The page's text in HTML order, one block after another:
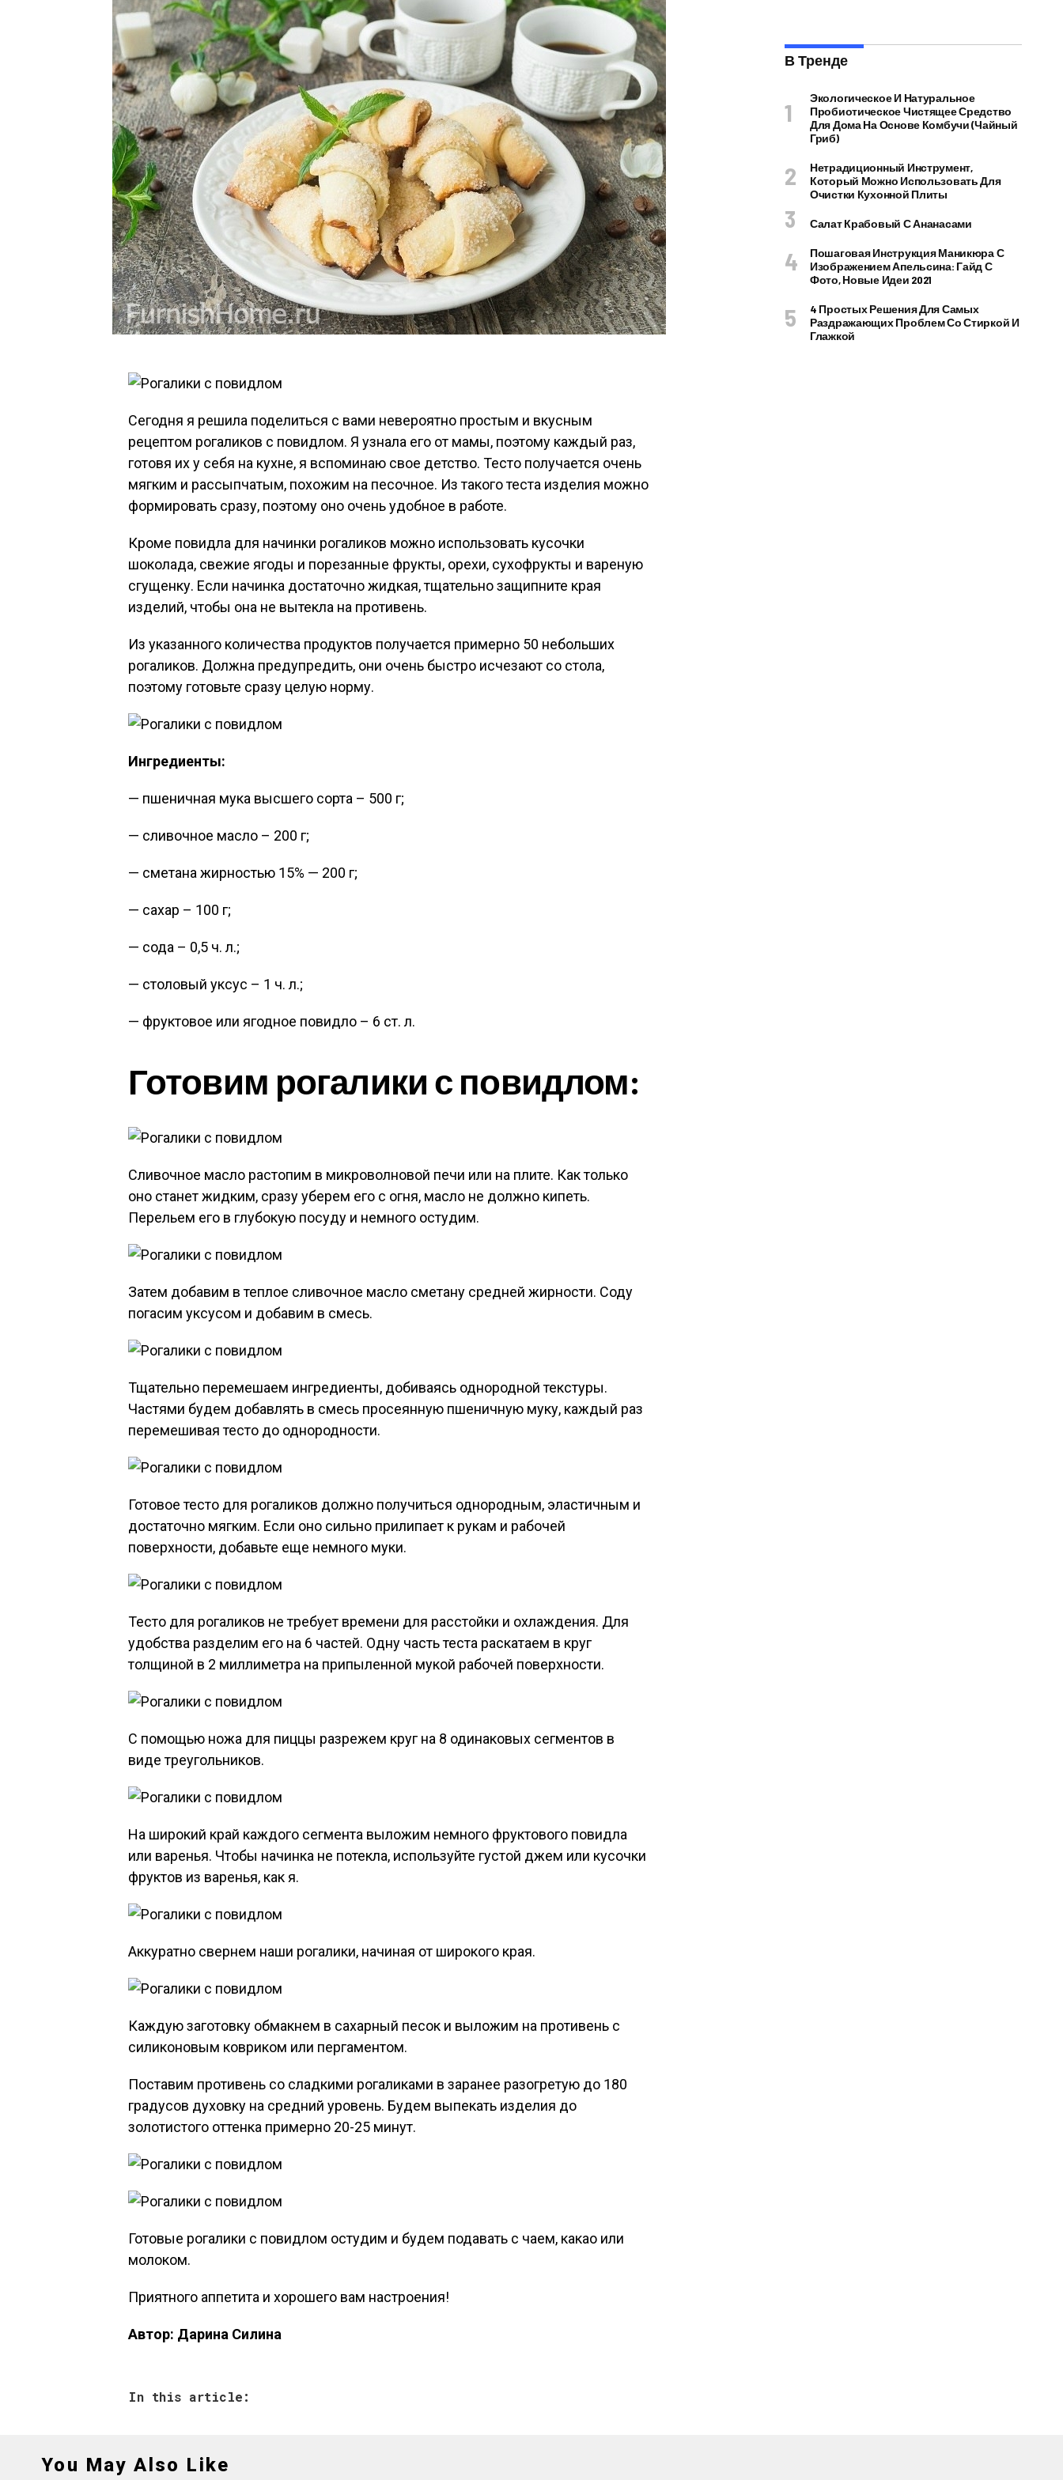
Сегодня я решила поделиться с вами невероятно простым и вкусным
рецептом рогаликов с повидлом. Я узнала его от мамы, поэтому каждый раз,
готовя их у себя на кухне, я вспоминаю свое детство. Тесто получается очень
мягким и рассыпчатым, похожим на песочное. Из такого теста изделия можно
формировать сразу, поэтому оно очень удобное в работе.
Кроме повидла для начинки рогаликов можно использовать кусочки
шоколада, свежие ягоды и порезанные фрукты, орехи, сухофрукты и вареную
сгущенку. Если начинка достаточно жидкая, тщательно защипните края
изделий, чтобы она не вытекла на противень.
Из указанного количества продуктов получается примерно 50 небольших
рогаликов. Должна предупредить, они очень быстро исчезают со стола,
поэтому готовьте сразу целую норму.
Ингредиенты:
— пшеничная мука высшего сорта – 500 г;
— сливочное масло – 200 г;
— сметана жирностью 15% — 200 г;
— сахар – 100 г;
— сода – 0,5 ч. л.;
— столовый уксус – 1 ч. л.;
— фруктовое или ягодное повидло – 6 ст. л.
Готовим рогалики с повидлом:
Сливочное масло растопим в микроволновой печи или на плите. Как только
оно станет жидким, сразу уберем его с огня, масло не должно кипеть.
Перельем его в глубокую посуду и немного остудим.
Затем добавим в теплое сливочное масло сметану средней жирности. Соду
погасим уксусом и добавим в смесь.
Тщательно перемешаем ингредиенты, добиваясь однородной текстуры.
Частями будем добавлять в смесь просеянную пшеничную муку, каждый раз
перемешивая тесто до однородности.
Готовое тесто для рогаликов должно получиться однородным, эластичным и
достаточно мягким. Если оно сильно прилипает к рукам и рабочей
поверхности, добавьте еще немного муки.
Тесто для рогаликов не требует времени для расстойки и охлаждения. Для
удобства разделим его на 6 частей. Одну часть теста раскатаем в круг
толщиной в 2 миллиметра на припыленной мукой рабочей поверхности.
С помощью ножа для пиццы разрежем круг на 8 одинаковых сегментов в
виде треугольников.
На широкий край каждого сегмента выложим немного фруктового повидла
или варенья. Чтобы начинка не потекла, используйте густой джем или кусочки
фруктов из варенья, как я.
Аккуратно свернем наши рогалики, начиная от широкого края.
Каждую заготовку обмакнем в сахарный песок и выложим на противень с
силиконовым ковриком или пергаментом.
Поставим противень со сладкими рогаликами в заранее разогретую до 180
градусов духовку на средний уровень. Будем выпекать изделия до
золотистого оттенка примерно 20-25 минут.
Готовые рогалики с повидлом остудим и будем подавать с чаем, какао или
молоком.
Приятного аппетита и хорошего вам настроения!
Автор: Дарина Силина
In this article:
В Тренде
Экологическое И Натуральное
Пробиотическое Чистящее Средство
Для Дома На Основе Комбучи (чайный
Гриб)
Нетрадиционный Инструмент,
Который Можно Использовать Для
Очистки Кухонной Плиты
Салат Крабовый С Ананасами
Пошаговая Инструкция Маникюра С
Изображением Апельсина: Гайд С
Фото, Новые Идеи 2021
4 Простых Решения Для Самых
Раздражающих Проблем Со Стиркой И
Глажкой
You May Also Like